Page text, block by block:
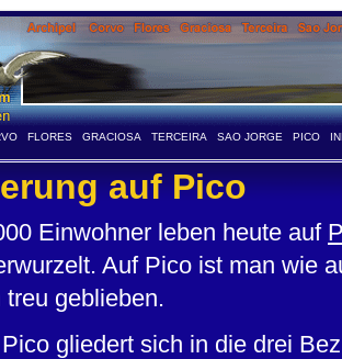
FLORES GRACIOSA TERCEIRA SAO JORGE PICO
auf Pico
Einwohner leben heute auf
Auf Pico ist man wie
treu geblieben.
gliedert sich in die drei